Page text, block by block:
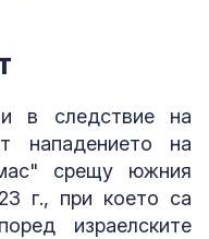
в следствие на
нападението на
срещу южния
г., при което са
израелските